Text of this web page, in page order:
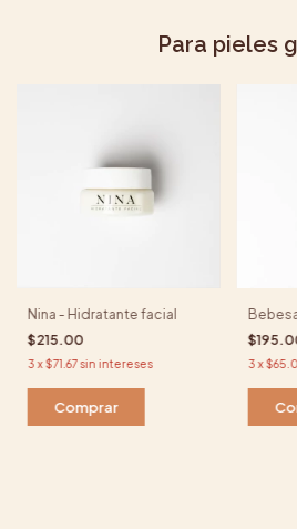
Para pieles
Nina - Hidratante facial
$215.00
3 x$71.67sin intereses
Comprar
3 x